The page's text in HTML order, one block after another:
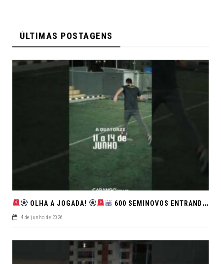
ÚLTIMAS POSTAGENS
OLHA A JOGADA! 600 SEMINOVOS ENTRANDO EM CAMPO NO FEIRÃO DE VERDADE!
4 de junho de 2026